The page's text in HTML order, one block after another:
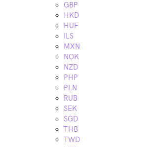
GBP
HKD
HUF
ILS
MXN
NOK
NZD
PHP
PLN
RUB
SEK
SGD
THB
TWD